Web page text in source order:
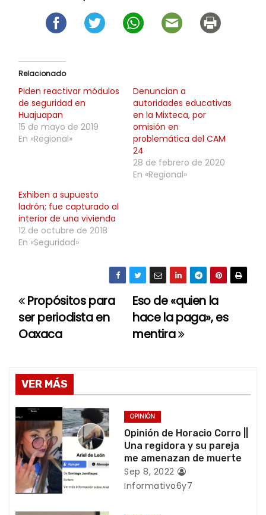
Relacionado
Piden reactivar módulos
de seguridad en
Huajuapan
15 de mayo de 2019
En «Regional»
Denuncian a
autoridades educativas
en la Mixteca, por
omisión en
problemática del CAM
24
28 de febrero de 2020
En «Regional»
Exhiben a supuesto
ladrón; fue capturado al
interior de una vivienda
12 de octubre de 2018
En «Seguridad»
N
a
e
g
a
c
i
Eso de «quien la
hace la paga», es
mentira
Propósitos para
ser periodista en
Oaxaca
VER MÁS
OPINIÓN
Opinión de Horacio Corro ||
Una regidora y su pareja
me amenazan de muerte
Sep 8, 2022
Informativo6y7